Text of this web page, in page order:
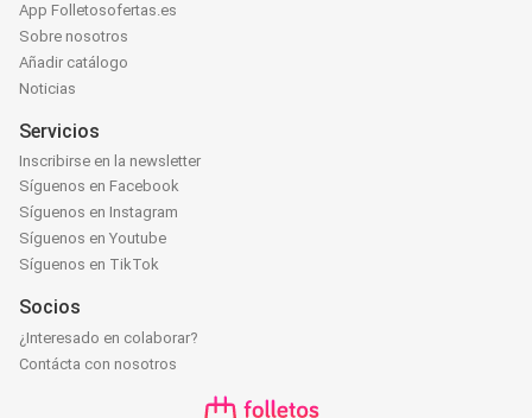
App Folletosofertas.es
Sobre nosotros
Añadir catálogo
Noticias
Servicios
Inscribirse en la newsletter
Síguenos en Facebook
Síguenos en Instagram
Síguenos en Youtube
Síguenos en TikTok
Socios
¿Interesado en colaborar?
Contácta con nosotros